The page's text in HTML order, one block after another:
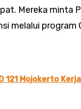
Mereka minta
melalui
121 Mojokerto